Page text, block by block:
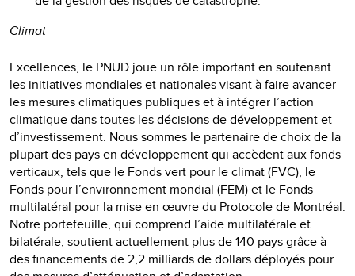
Climat
Excellences, le PNUD joue un rôle important en soutenant
les initiatives mondiales et nationales visant à faire avancer
les mesures climatiques publiques et à intégrer l’action
climatique dans toutes les décisions de développement et
d’investissement. Nous sommes le partenaire de choix de la
plupart des pays en développement qui accèdent aux fonds
verticaux, tels que le Fonds vert pour le climat (FVC), le
Fonds pour l’environnement mondial (FEM) et le Fonds
multilatéral pour la mise en œuvre du Protocole de Montréal.
Notre portefeuille, qui comprend l’aide multilatérale et
bilatérale, soutient actuellement plus de 140 pays grâce à
des financements de 2,2 milliards de dollars déployés pour